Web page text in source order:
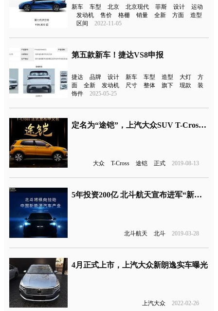
新车 车型 北京 北京现代 菲斯 设计
运动
发动机
售价 格栅 销量 全新 方面
造型
区间
2022-11-05
第五款新车！捷达VS8申报
捷达 品牌 设计 新车 车型 造型 大灯
方
面
全新 发动机 尺寸 整体 旗下 现款
装
饰件
2025-05-25
定名为“途铠”，上汽大众SUV T-Cross终于有中文名了
大众 T-Cross 途铠 正式 2019-08-13
5年投资200亿 北斗航天宣布进军“新能源”
北斗航天 北斗 2019-03-28
4月正式上市，上汽大众新朗逸实车曝光
上汽大众 2022-02-26